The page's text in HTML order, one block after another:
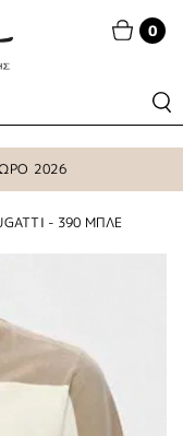
0
2026
- 390 ΜΠΛΕ